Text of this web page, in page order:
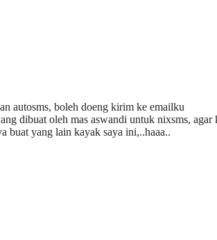
autosms, boleh doeng kirim ke emailku
dibuat oleh mas aswandi untuk nixsms, agar
buat yang lain kayak saya ini,..haaa..